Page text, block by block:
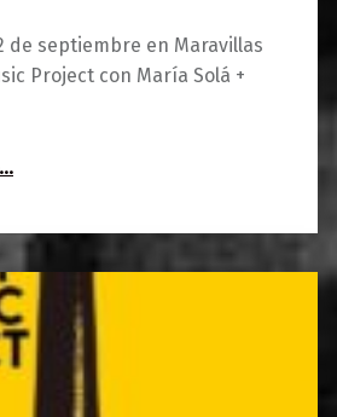
de septiembre en Maravillas
Project con María Solá +
del 20 al 22 de septiembre
verano”
…